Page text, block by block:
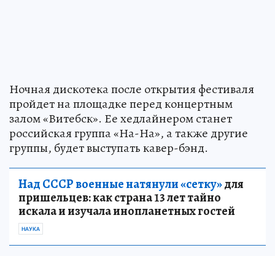
Ночная дискотека после открытия фестиваля
пройдет на площадке перед концертным
залом «Витебск». Ее хедлайнером станет
российская группа «На-На», а также другие
группы, будет выступать кавер-бэнд.
Над СССР военные натянули «сетку»для
пришельцев: как страна 13 лет тайно
искала и изучала инопланетных гостей
НАУКА